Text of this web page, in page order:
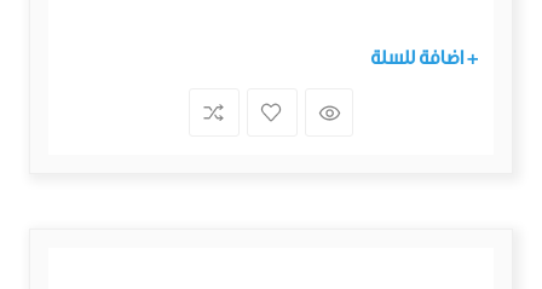
+ اضافة للسلة